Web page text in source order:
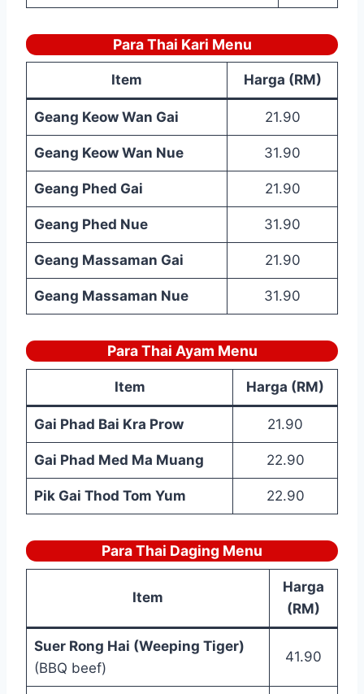
Para Thai Kari Menu
Item Harga (RM)
Geang Keow Wan Gai 21.90
Geang Keow Wan Nue 31.90
Geang Phed Gai 21.90
Geang Phed Nue 31.90
Geang Massaman Gai 21.90
Geang Massaman Nue 31.90
Para Thai Ayam Menu
Item Harga (RM)
Gai Phad Bai Kra Prow 21.90
Gai Phad Med Ma Muang 22.90
Pik Gai Thod Tom Yum 22.90
Para Thai Daging Menu
Item
Harga
(RM)
Suer Rong Hai (Weeping Tiger)
(BBQ beef)
41.90